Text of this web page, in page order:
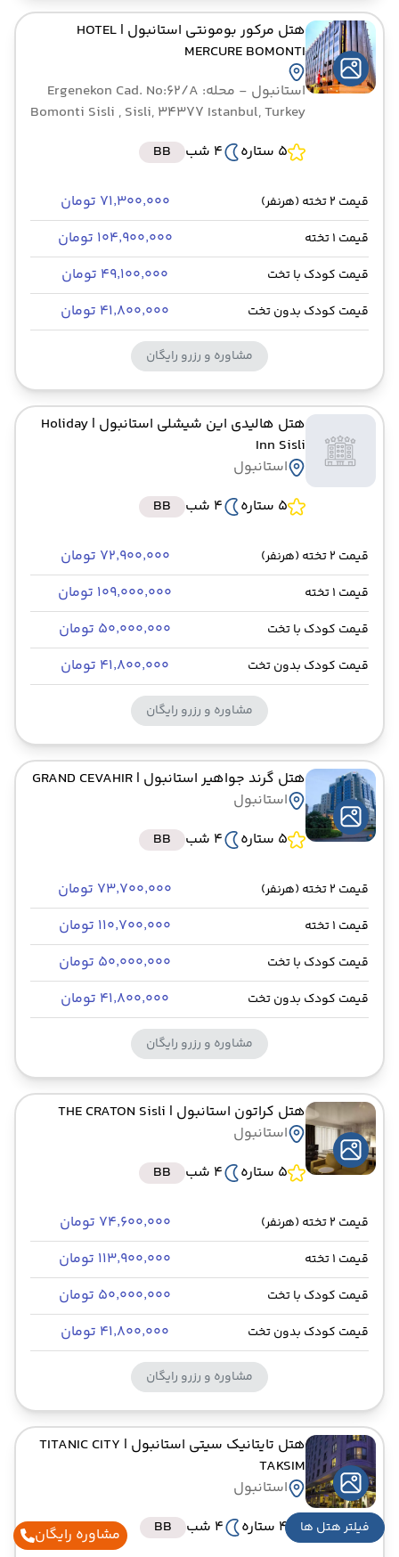
فیلتر هتل ها
هتل مرکور بومونتی استانبول | HOTEL
MERCURE BOMONTI
استانبول
- محله: Ergenekon Cad. No:62/A
Bomonti Sisli , Sisli, 34377 Istanbul, Turkey
5 ستاره
4 شب BB
قیمت 2 تخته (هرنفر) ۷۱٬۳۰۰٬۰۰۰ تومان
قیمت 1 تخته ۱۰۴٬۹۰۰٬۰۰۰ تومان
قیمت کودک با تخت ۴۹٬۱۰۰٬۰۰۰ تومان
قیمت کودک بدون تخت ۴۱٬۸۰۰٬۰۰۰ تومان
مشاوره و رزرو رایگان
هتل هالیدی این شیشلی استانبول | Holiday
Inn Sisli
استانبول
5 ستاره
4 شب BB
قیمت 2 تخته (هرنفر) ۷۲٬۹۰۰٬۰۰۰ تومان
قیمت 1 تخته ۱۰۹٬۰۰۰٬۰۰۰ تومان
قیمت کودک با تخت ۵۰٬۰۰۰٬۰۰۰ تومان
قیمت کودک بدون تخت ۴۱٬۸۰۰٬۰۰۰ تومان
مشاوره و رزرو رایگان
هتل گرند جواهیر استانبول | GRAND CEVAHIR
استانبول
5 ستاره
4 شب BB
قیمت 2 تخته (هرنفر) ۷۳٬۷۰۰٬۰۰۰ تومان
قیمت 1 تخته ۱۱۰٬۷۰۰٬۰۰۰ تومان
قیمت کودک با تخت ۵۰٬۰۰۰٬۰۰۰ تومان
قیمت کودک بدون تخت ۴۱٬۸۰۰٬۰۰۰ تومان
مشاوره و رزرو رایگان
هتل کراتون استانبول | THE CRATON Sisli
استانبول
5 ستاره
4 شب BB
قیمت 2 تخته (هرنفر) ۷۴٬۶۰۰٬۰۰۰ تومان
قیمت 1 تخته ۱۱۳٬۹۰۰٬۰۰۰ تومان
قیمت کودک با تخت ۵۰٬۰۰۰٬۰۰۰ تومان
قیمت کودک بدون تخت ۴۱٬۸۰۰٬۰۰۰ تومان
مشاوره و رزرو رایگان
هتل تایتانیک سیتی استانبول | TITANIC CITY
TAKSIM
استانبول
4 ستاره
4 شب BB مشاوره رایگان